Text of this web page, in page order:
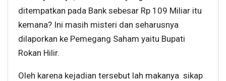
ditempatkan pada Bank sebesar Rp 109 Miliar itu
kemana? Ini masih misteri dan seharusnya
dilaporkan ke Pemegang Saham yaitu Bupati
Rokan Hilir.
Oleh karena kejadian tersebut lah makanya sikap